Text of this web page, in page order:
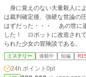
身に覚えのない大量殺人によ
は裁判確定後、強硬な世論の
はずだった・・・ あの世に逝ったと思い目を覚ました彼女は自分の姿に絶句
した！ ロボットに改造されていた！？ この物語は、謎の
られた少女の冒険談である。
ミステリー 連載中 短編 R15
24h.ポイント 0pt